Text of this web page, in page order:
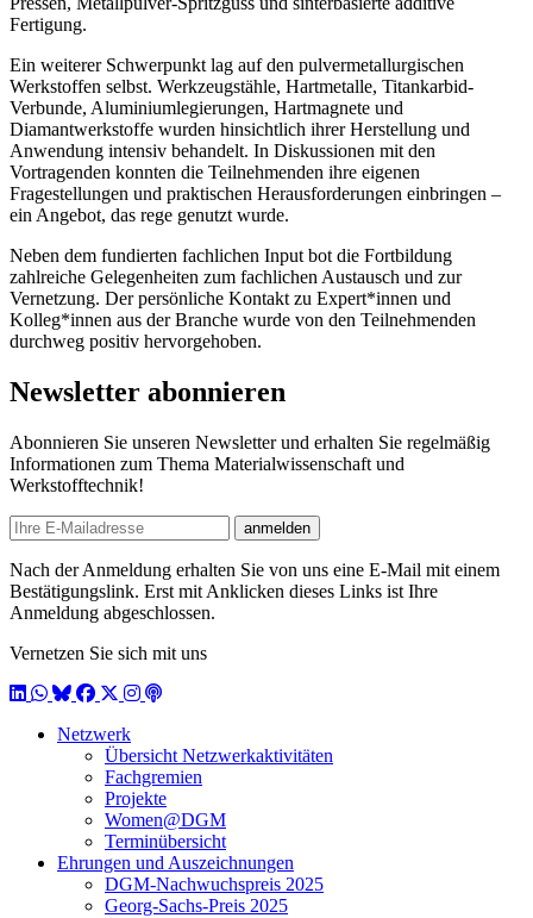
Fertigung.
Ein weiterer Schwerpunkt lag auf den pulvermetallurgischen
Werkstoffen selbst. Werkzeugstähle, Hartmetalle, Titankarbid-
Verbunde, Aluminiumlegierungen, Hartmagnete und
Diamantwerkstoffe wurden hinsichtlich ihrer Herstellung und
Anwendung intensiv behandelt. In Diskussionen mit den
Vortragenden konnten die Teilnehmenden ihre eigenen
Fragestellungen und praktischen Herausforderungen einbringen –
ein Angebot, das rege genutzt wurde.
Neben dem fundierten fachlichen Input bot die Fortbildung
zahlreiche Gelegenheiten zum fachlichen Austausch und zur
Vernetzung. Der persönliche Kontakt zu Expert*innen und
Kolleg*innen aus der Branche wurde von den Teilnehmenden
durchweg positiv hervorgehoben.
Newsletter abonnieren
Abonnieren Sie unseren Newsletter und erhalten Sie regelmäßig
Informationen zum Thema Materialwissenschaft und
Werkstofftechnik!
E-mail
anmelden
Nach der Anmeldung erhalten Sie von uns eine E-Mail mit einem
Bestätigungslink. Erst mit Anklicken dieses Links ist Ihre
Anmeldung abgeschlossen.
Vernetzen Sie sich mit uns
LinkedIn
WhatsApp
BlueSky
Facebook
X / Twitter
Instagram
Podcast
Netzwerk
Übersicht Netzwerkaktivitäten
Fachgremien
Projekte
Women@DGM
Terminübersicht
Ehrungen und Auszeichnungen
DGM-Nachwuchspreis 2025
Georg-Sachs-Preis 2025